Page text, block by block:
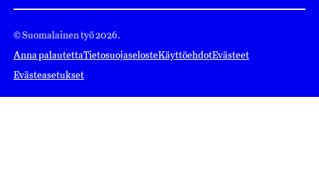
© Suomalainen työ 2026.
Anna palautettaTietosuojaselosteKäyttöehdotEvästeet
Evästeasetukset